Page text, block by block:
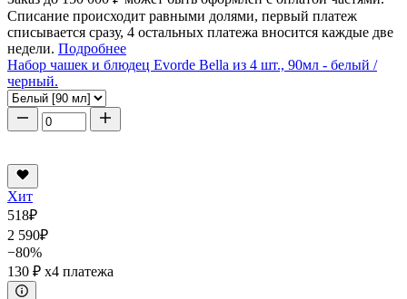
Списание происходит равными долями, первый платеж
списывается сразу, 4 остальных платежа вносится каждые две
недели. Подробнее
Набор чашек и блюдец Evorde Bella из 4 шт., 90мл - белый /
черный.
Хит
518₽
2 590₽
−80%
130 ₽ x4 платежа